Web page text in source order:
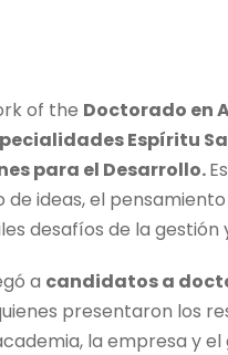
of the Doctorado en
Espíritu
para el Desarrollo.
ideas, el
desafíos de la gestión
a candidatos a
presentaron los
la empresa y